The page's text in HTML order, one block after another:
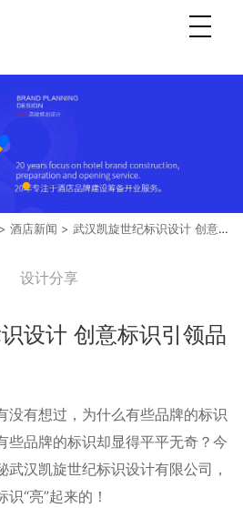
> 酒店新闻 > 武汉凯旋世纪标识设计 创意标识引领品牌新形象
设计分享
设计 创意标识引领品
没有想过，为什么有些品牌的标识
些品牌的标识却显得平平无奇？今
武汉凯旋世纪标识设计有限公司，
“亮”起来的！